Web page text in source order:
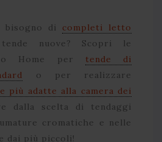
bisogno di completi letto
nuove? Scopri le
Home per tende di
o per realizzare
più adatte alla camera dei
dalla scelta di tendaggi
cromatiche e nelle
dai più piccoli!